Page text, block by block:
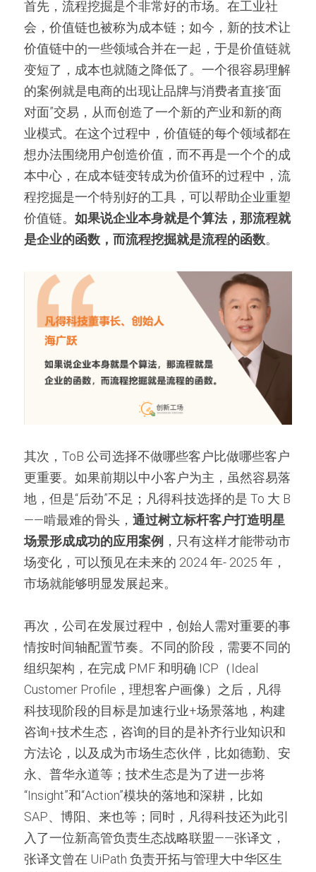
首先，流程挖掘是个非常好的市场。在工业社
会，价值链也被称为成本链；如今，新的技术让
价值链中的一些领域合并在一起，于是价值链就
变短了，成本也就随之降低了。一个很容易理解
的案例就是电商的出现让品牌与消费者直接“面
对面”交易，从而创造了一个新的产业和新的商
业模式。在这个过程中，价值链的每个领域都在
想办法围绕用户创造价值，而不再是一个个的成
本中心，在成本链变转成为价值环的过程中，流
程挖掘是一个特别好的工具，可以帮助企业重塑
价值链。 如果说企业本身就是个算法，那流程就
是企业的函数，而流程挖掘就是流程的函数。
其次，ToB 公司选择不做哪些客户比做哪些客户
更重要。如果前期以中小客户为主，虽然容易落
地，但是“后劲”不足；凡得科技选择的是 To 大 B
——啃最难的骨头， 通过树立标杆客户打造明星
场景形成成功的应用案例 ，只有这样才能带动市
场变化，可以预见在未来的 2024 年- 2025 年，
市场就能够明显发展起来。
再次，公司在发展过程中，创始人需对重要的事
情按时间轴配置节奏。不同的阶段，需要不同的
组织架构，在完成 PMF 和明确 ICP（Ideal
Customer Profile，理想客户画像）之后，凡得
科技现阶段的目标是加速行业+场景落地，构建
咨询+技术生态，咨询的目的是补齐行业知识和
方法论，以及成为市场生态伙伴，比如德勤、安
永、普华永道等；技术生态是为了进一步将
“Insight”和“Action”模块的落地和深耕，比如
SAP、博阳、来也等；同时，凡得科技还为此引
入了一位新高管负责生态战略联盟——张译文，
张译文曾在 UiPath 负责开拓与管理大中华区生